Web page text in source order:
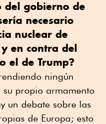
del gobierno de
necesario
nuclear de
en contra del
el de Trump?
ningún
propio armamento
un debate sobre las
de Europa; esto